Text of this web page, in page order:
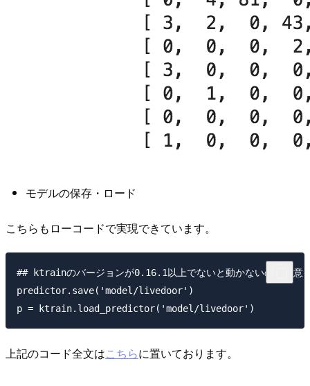
モデルの保存・ロード
こちらもローコードで実現できています。
## ktrainのバージョンが0.16.1以上でないと動かないので注意
predictor.save('model/livedoor')
上記のコード全文はこちらに置いております。